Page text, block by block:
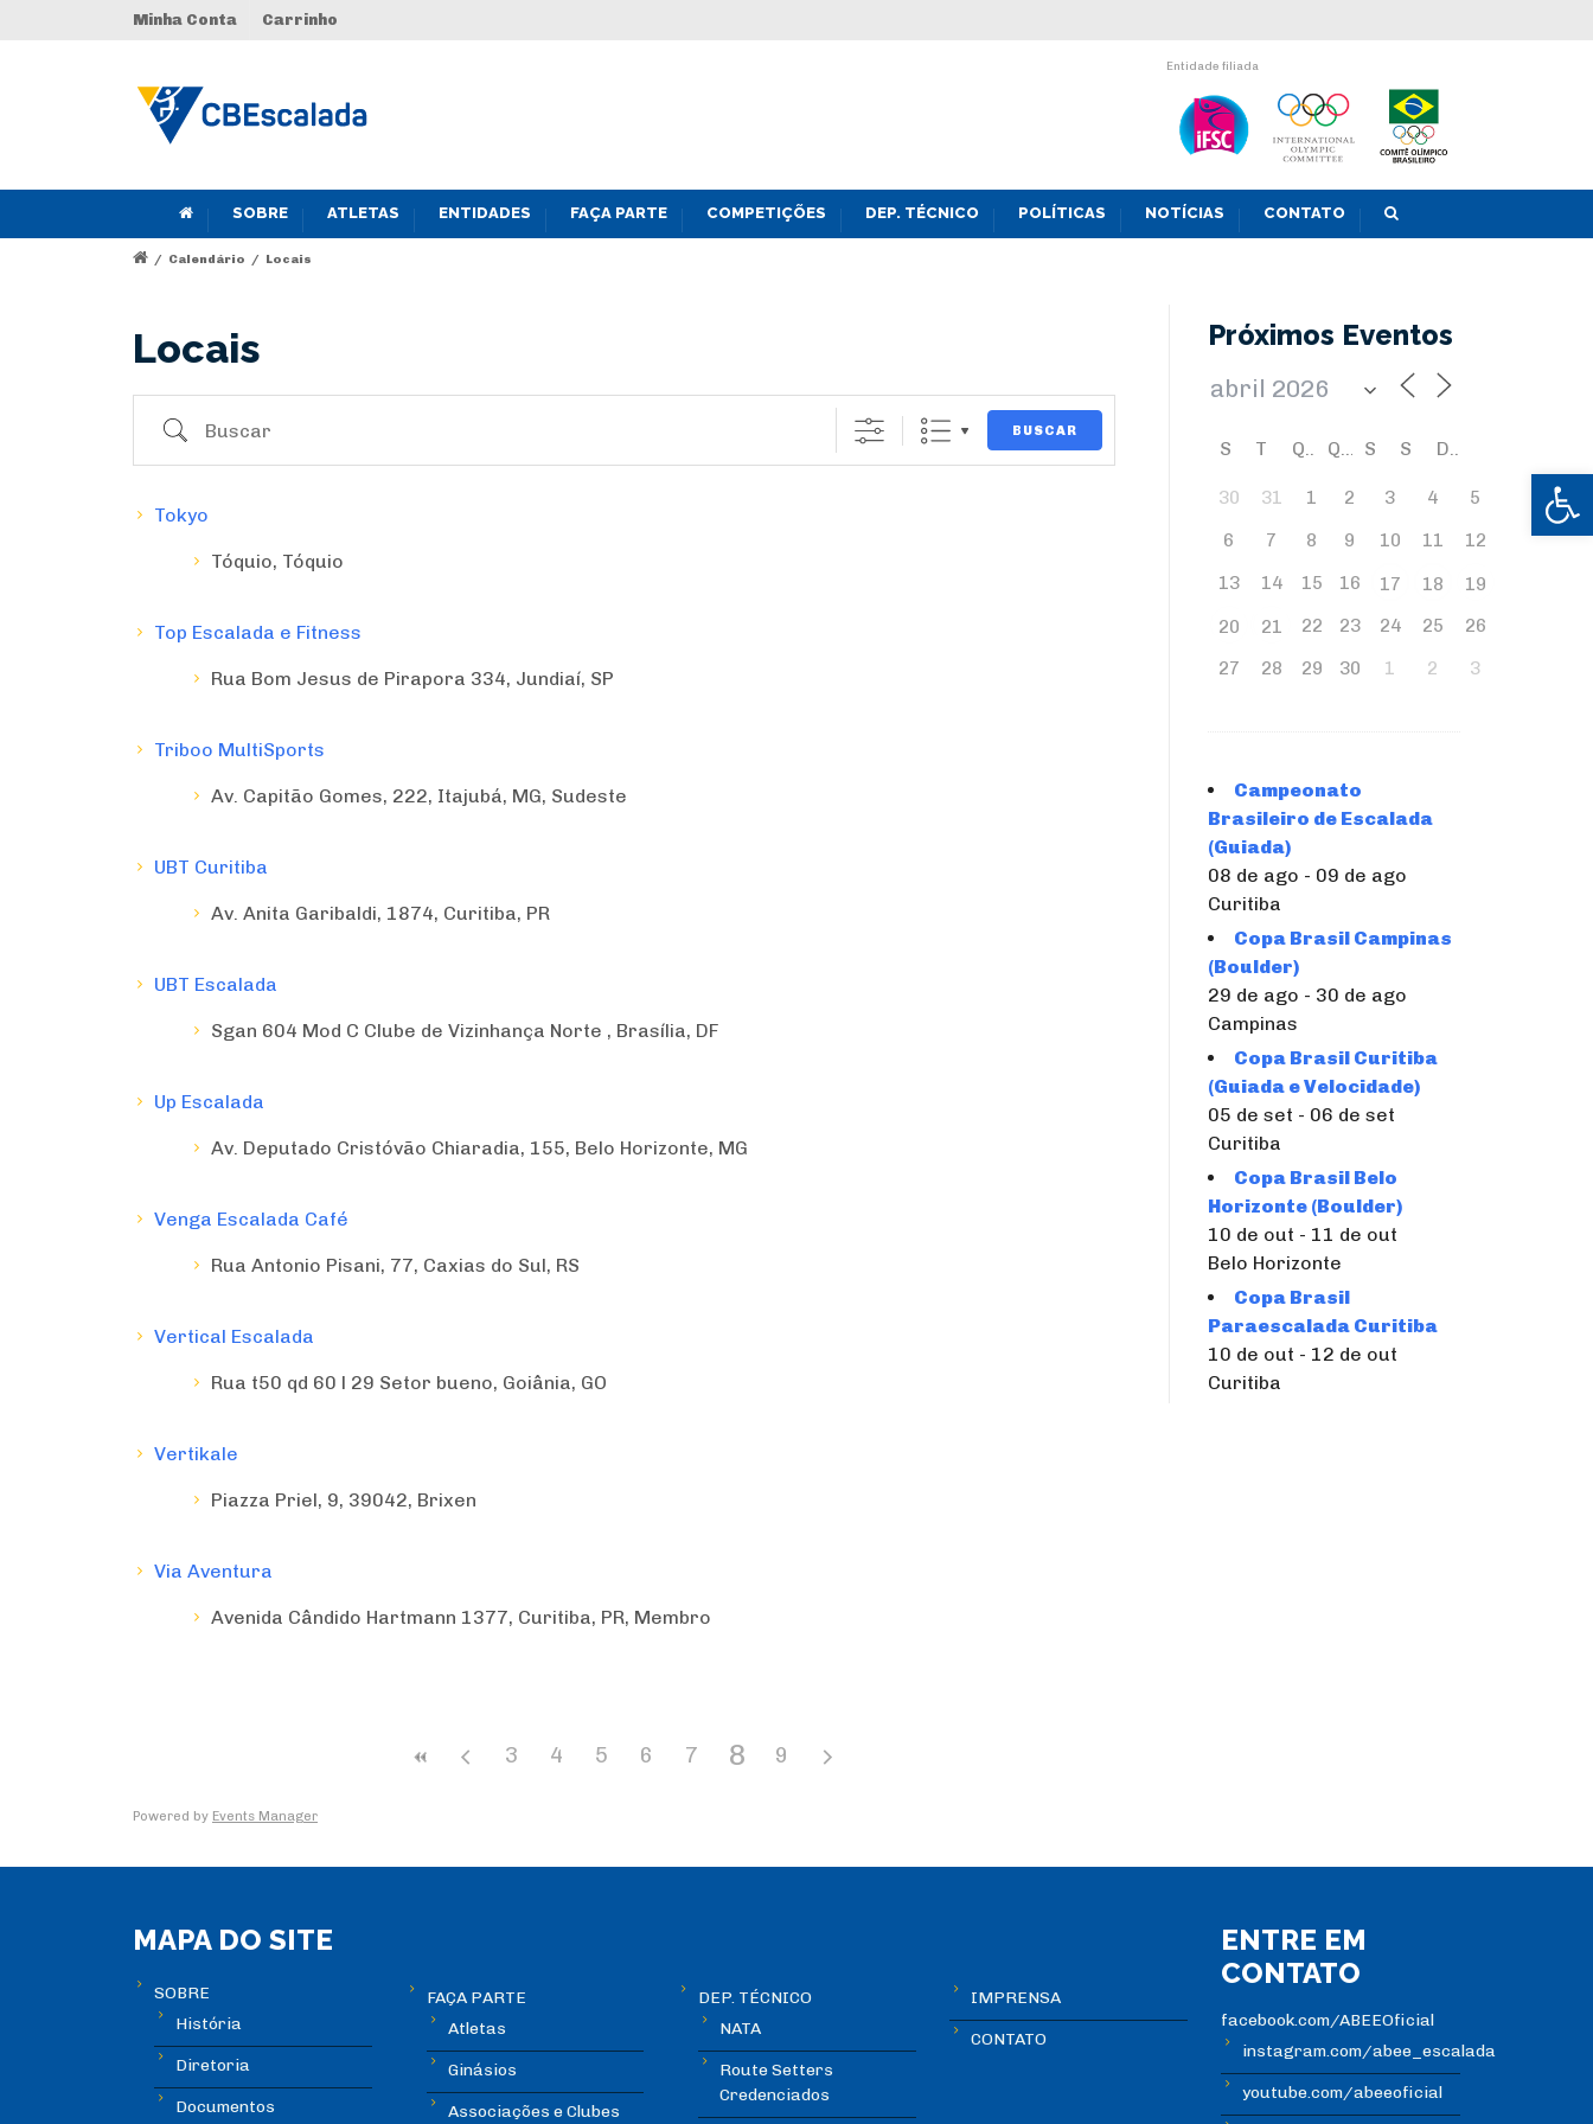
Abrir
Minha Conta Carrinho
Entidade filiada
SOBRE ATLETAS ENTIDADES FAÇA PARTE COMPETIÇÕES DEP. TÉCNICO POLÍTICAS NOTÍCIAS CONTATO
/ Calendário / Locais
Locais
Buscar BUSCAR
País
Locais com Eventos?
Tokyo
Tóquio, Tóquio
Top Escalada e Fitness
Rua Bom Jesus de Pirapora 334, Jundiaí, SP
Triboo MultiSports
Av. Capitão Gomes, 222, Itajubá, MG, Sudeste
UBT Curitiba
Av. Anita Garibaldi, 1874, Curitiba, PR
UBT Escalada
Sgan 604 Mod C Clube de Vizinhança Norte , Brasília, DF
Up Escalada
Av. Deputado Cristóvão Chiaradia, 155, Belo Horizonte, MG
Venga Escalada Café
Rua Antonio Pisani, 77, Caxias do Sul, RS
Vertical Escalada
Rua t50 qd 60 l 29 Setor bueno, Goiânia, GO
Vertikale
Piazza Priel, 9, 39042, Brixen
Via Aventura
Avenida Cândido Hartmann 1377, Curitiba, PR, Membro
3 4 5 6 7 8 9
Powered by Events Manager
Próximos Eventos
S T Q Q S S D
30 31 1 2 3 4
5
6
7 8 9 10 11
12
13
14 15 16 17 18
19
20
21 22 23 24 25
26
27
28 29 30 1 2 3
Campeonato
Brasileiro de Escalada
(Guiada)
08 de ago - 09 de ago
Curitiba
Copa Brasil Campinas
(Boulder)
29 de ago - 30 de ago
Campinas
Copa Brasil Curitiba
(Guiada e Velocidade)
05 de set - 06 de set
Curitiba
Copa Brasil Belo
Horizonte (Boulder)
10 de out - 11 de out
Belo Horizonte
Copa Brasil
Paraescalada Curitiba
10 de out - 12 de out
Curitiba
MAPA DO SITE
SOBRE
História
Diretoria
Documentos
FAÇA PARTE
Atletas
Ginásios
Associações e Clubes
DEP. TÉCNICO
NATA
Route Setters
Credenciados
IMPRENSA
CONTATO
ENTRE EM
CONTATO
facebook.com/ABEEOficial
instagram.com/abee_escalada
youtube.com/abeeoficial